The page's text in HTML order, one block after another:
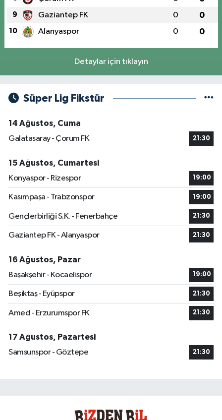
9 Gaziantep FK 0 0
10 Alanyaspor 0 0
Detaylar için tıklayın
Süper Lig Fikstür
14 Ağustos, Cuma
Galatasaray - Çorum FK
21:30
15 Ağustos, Cumartesi
Konyaspor - Rizespor
19:00
Kasımpaşa - Trabzonspor 19:00
Gençlerbirliği S.K. - Fenerbahçe 21:30
Gaziantep FK - Alanyaspor 21:30
16 Ağustos, Pazar
Başakşehir - Kocaelispor
19:00
Beşiktaş - Eyüpspor 21:30
Amed - Erzurumspor FK 21:30
17 Ağustos, Pazartesi
Samsunspor - Göztepe
21:30